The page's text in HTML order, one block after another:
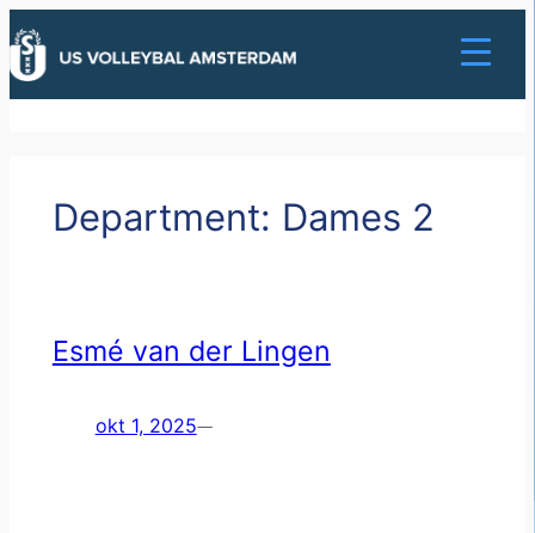
Ga
naar
de
Department: Dames 2
Esmé van der Lingen
okt 1, 2025—